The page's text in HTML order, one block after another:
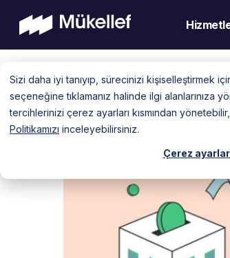
Sizi daha iyi tanıyıp, sürecinizi kişiselleştirmek
seçeneğine tıklamanız halinde ilgi alanlarınıza
tercihlerinizi çerez ayarları kısmından
Politikamızı inceleyebilirsiniz.
Çerez
content